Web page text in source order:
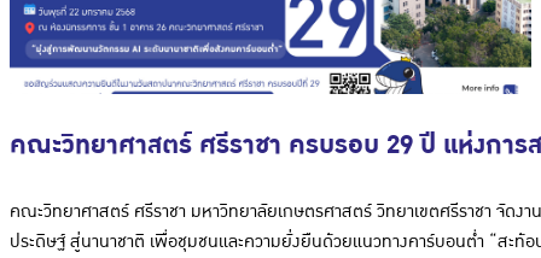
คณะวิทยาศาสตร์ ศรีราชา ครบรอบ 29 ปี แห่งกา
คณะวิทยาศาสตร์ ศรีราชา มหาวิทยาลัยเกษตรศาสตร์ วิทยาเขตศรีราชา จั
ประดิษฐ์ สู่นานาชาติ เพื่อชุมชนและความยั่งยืนด้วยแนวทางคาร์บอนต่ำ “สะ